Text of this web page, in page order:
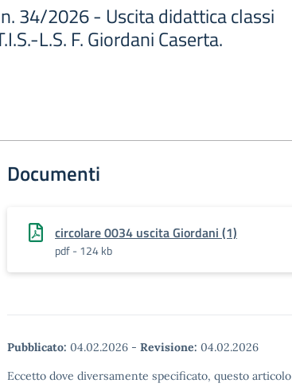
34/2026 - Uscita didattica classi
L.S. F. Giordani Caserta.
Documenti
circolare 0034 uscita Giordani (1)
pdf - 124 kb
Pubblicato: 04.02.2026 - Revisione: 04.02.2026
Eccetto dove diversamente specificato, questo